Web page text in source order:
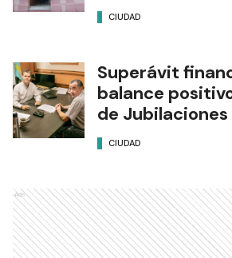
CIUDAD
Superávit
balance
de Jubilaciones
CIUDAD
Ads